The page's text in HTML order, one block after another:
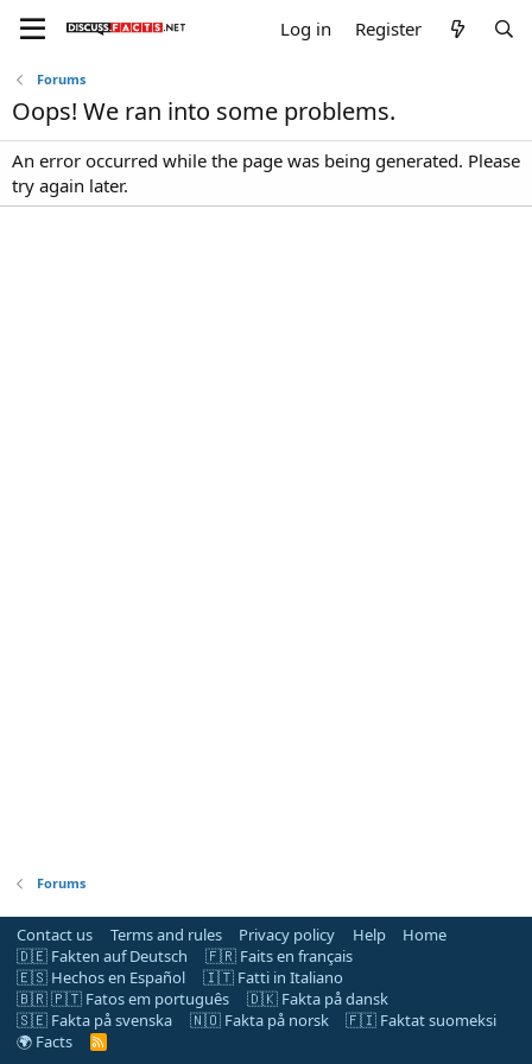
Log in Register
Forums
Oops! We ran into some problems.
An error occurred while the page was being generated. Please
try again later.
Forums
Contact us Terms and rules Privacy policy Help
Home
🇩🇪 Fakten auf Deutsch
🇫🇷 Faits en français
🇪🇸 Hechos en Español
🇮🇹 Fatti in Italiano
🇧🇷 🇵🇹 Fatos em português
🇩🇰 Fakta på dansk
🇸🇪 Fakta på svenska
🇳🇴 Fakta på norsk
🇫🇮 Faktat suomeksi
🌍 Facts
R